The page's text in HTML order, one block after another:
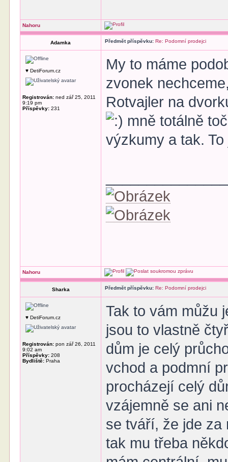
Nahoru
Adamka Předmět příspěvku: Re: Podomní prodejci
♥ DetiForum.cz
Registrován: ned zář 25, 2011
9:19 pm
Příspěvky: 231
My to máme
zvonek
Rotvajler na
mně totálně
výzkumy a tak.
Nahoru
Sharka Předmět příspěvku: Re: Podomní prodejci
♥ DetiForum.cz
Registrován: pon zář 26, 2011
9:02 am
Příspěvky: 208
Bydliště: Praha
Tak to vám můžu
jsou to vlastně
dům je celý
vchod a podmní
procházejí celý
vzájemně se ani
se tváří, že jde za
tak mu třeba